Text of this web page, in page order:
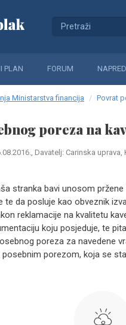
PLAN FORUM
Ministarstva financija Povrat
poreza na
Davatelj: Carinska
stranka bavi unosom
te da posluje kao obveznik
reklamacije na kvalitetu
koju posjeduje, te
poreza za navedene
posebnim porezom, koja se